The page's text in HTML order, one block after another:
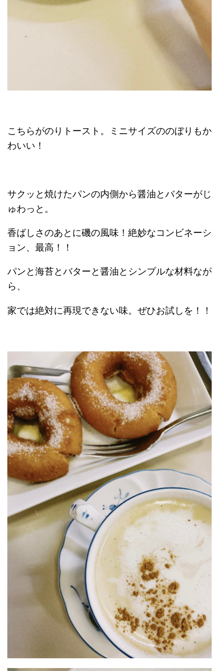
こちらがのりトースト。ミニサイズののぼりもか
わいい！
サクッと焼けたパンの内側から醤油とバターがじ
ゅわっと。
香ばしさのあとに磯の風味！絶妙なコンビネーシ
ョン、最高！！
パンと海苔とバターと醤油とシンプルな材料なが
ら、
家では絶対に再現できない味。ぜひお試しを！！